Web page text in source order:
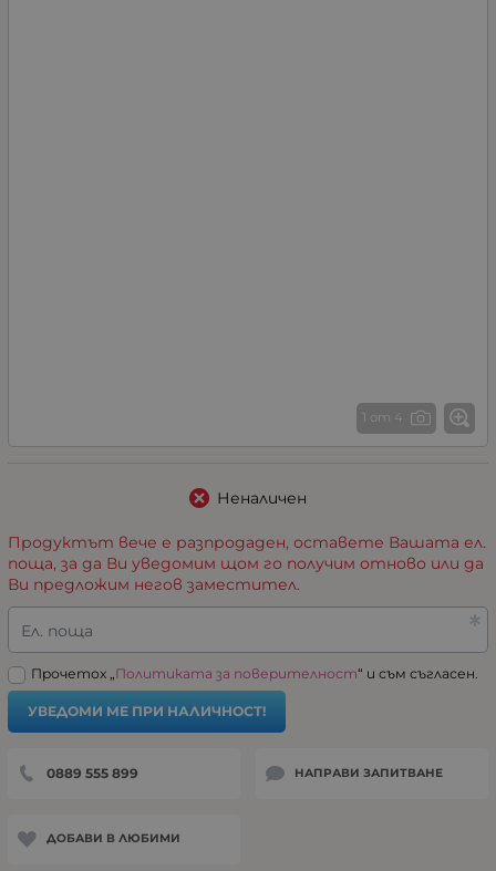
1 от 4
Неналичен
Продуктът вече е разпродаден, оставете Вашата ел.
поща, за да Ви уведомим щом го получим отново или да
Ви предложим негов заместител.
Ел. поща
Прочетох „Политиката за поверителност“ и съм съгласен.
УВЕДОМИ МЕ ПРИ НАЛИЧНОСТ!
0889 555 899 НАПРАВИ ЗАПИТВАНЕ
ДОБАВИ В ЛЮБИМИ